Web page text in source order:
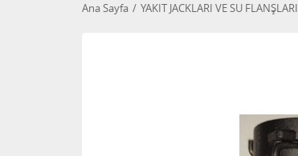
Ana Sayfa YAKIT JACKLARI VE SU FLANŞLARI